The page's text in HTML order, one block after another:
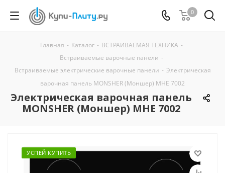
0
Главная - Каталог - ВСТРАИВАЕМАЯ ТЕХНИКА -
Встраиваемые варочные панели -
Встраиваемые электрические варочные панели - Электрическая
варочная панель MONSHER (Моншер) MHE 7002
Электрическая варочная панель
MONSHER (Моншер) MHE 7002
УСПЕЙ КУПИТЬ